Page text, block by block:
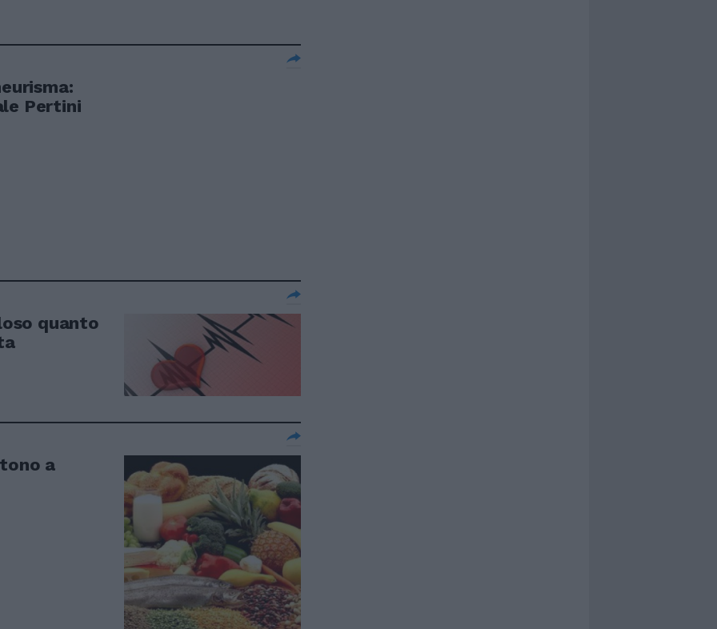
Pertini
quanto
a